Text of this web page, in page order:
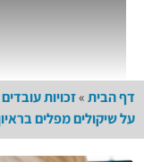
דף הבית»זכויות עובדים»
על שיקולים מפלים